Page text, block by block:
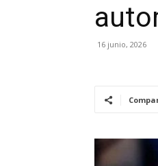
16 junio, 2026